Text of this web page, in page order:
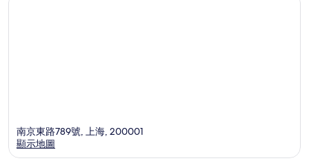
南京東路789號, 上海, 200001
顯示地圖